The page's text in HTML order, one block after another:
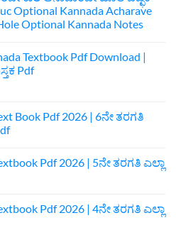
Optional Kannada Acharave
Optional Kannada Notes
Textbook Pdf Download |
Pdf
Book Pdf 2026 | 6ನೇ ತರಗತಿ
Pdf 2026 | 5ನೇ ತರಗತಿ ಎಲ್ಲಾ
Pdf 2026 | 4ನೇ ತರಗತಿ ಎಲ್ಲಾ